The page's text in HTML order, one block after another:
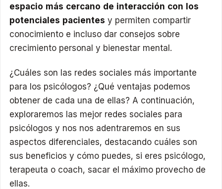
espacio más cercano de interacción con los
potenciales pacientes y permiten compartir
conocimiento e incluso dar consejos sobre
crecimiento personal y bienestar mental.
¿Cuáles son las redes sociales más importante
para los psicólogos? ¿Qué ventajas podemos
obtener de cada una de ellas? A continuación,
exploraremos las mejor redes sociales para
psicólogos y nos nos adentraremos en sus
aspectos diferenciales, destacando cuáles son
sus beneficios y cómo puedes, si eres psicólogo,
terapeuta o coach, sacar el máximo provecho de
ellas.